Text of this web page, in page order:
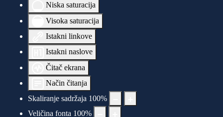
Niska saturacija
Visoka saturacija
Istakni linkove
Istakni naslove
Čitač ekrana
Način čitanja
Skaliranje sadržaja 100%
Veličina fonta 100%